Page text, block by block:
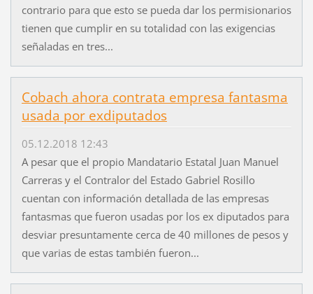
contrario para que esto se pueda dar los permisionarios
tienen que cumplir en su totalidad con las exigencias
señaladas en tres...
Cobach ahora contrata empresa fantasma
usada por exdiputados
05.12.2018 12:43
A pesar que el propio Mandatario Estatal Juan Manuel
Carreras y el Contralor del Estado Gabriel Rosillo
cuentan con información detallada de las empresas
fantasmas que fueron usadas por los ex diputados para
desviar presuntamente cerca de 40 millones de pesos y
que varias de estas también fueron...